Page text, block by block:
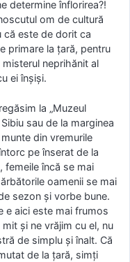
determine înflorirea?!
om de cultură
că este de dorit ca
primare la țară, pentru
neprihănit al
ei înșiși.
la „Muzeul
sau de la marginea
din vremurile
pe înserat de la
femeile încă se mai
oamenii se mai
sezon și vorbe bune.
e aici este mai frumos
și ne vrăjim cu el, nu
de simplu și înalt. Că
de la țară, simți